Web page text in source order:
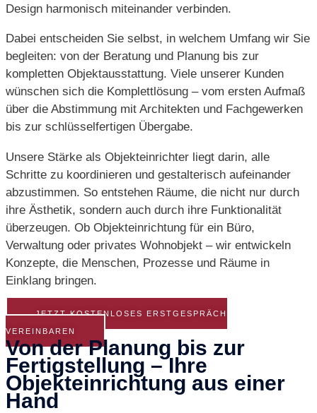
Design harmonisch miteinander verbinden.
Dabei entscheiden Sie selbst, in welchem Umfang wir Sie
begleiten: von der Beratung und Planung bis zur
kompletten Objektausstattung. Viele unserer Kunden
wünschen sich die Komplettlösung – vom ersten Aufmaß
über die Abstimmung mit Architekten und Fachgewerken
bis zur schlüsselfertigen Übergabe.
Unsere Stärke als Objekteinrichter liegt darin, alle
Schritte zu koordinieren und gestalterisch aufeinander
abzustimmen. So entstehen Räume, die nicht nur durch
ihre Ästhetik, sondern auch durch ihre Funktionalität
überzeugen. Ob Objekteinrichtung für ein Büro,
Verwaltung oder privates Wohnobjekt – wir entwickeln
Konzepte, die Menschen, Prozesse und Räume in
Einklang bringen.
JETZT KOSTENLOSES ERSTGESPRÄCH
VEREINBAREN
Von der Planung bis zur
Fertigstellung – Ihre
Objekteinrichtung aus einer
Hand